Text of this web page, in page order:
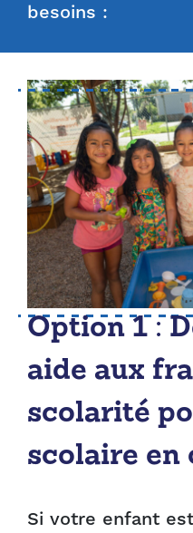
besoins :
Option 1 :
aide aux
scolarité
scolaire en
Si votre enfant